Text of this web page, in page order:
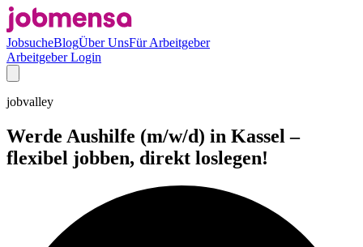
JobsucheBlogÜber UnsFür Arbeitgeber
Arbeitgeber Login
jobvalley
Werde Aushilfe (m/w/d) in Kassel –
flexibel jobben, direkt loslegen!